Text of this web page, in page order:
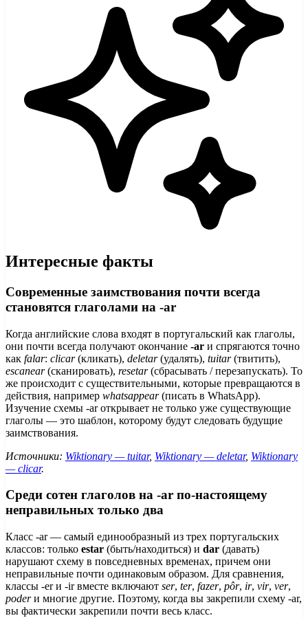
Интересные факты
Современные заимствования почти всегда
становятся глаголами на -ar
Когда английские слова входят в португальский как глаголы,
они почти всегда получают окончание -ar и спрягаются точно
как falar: clicar(кликать), deletar(удалять), tuitar(твитить),
escanear(сканировать), resetar(сбрасывать / перезапускать). То
же происходит с существительными, которые превращаются в
действия, например whatsappear(писать в WhatsApp).
Изучение схемы -ar открывает не только уже существующие
глаголы — это шаблон, которому будут следовать будущие
заимствования.
Источники: Wiktionary — tuitar, Wiktionary — deletar, Wiktionary
— clicar.
Среди сотен глаголов на -ar по-настоящему
неправильных только два
Класс -ar — самый единообразный из трех португальских
классов: только estar (быть/находиться) и dar (давать)
нарушают схему в повседневных временах, причем они
неправильные почти одинаковым образом. Для сравнения,
классы -er и -ir вместе включают ser, ter, fazer, pôr, ir, vir, ver,
poderи многие другие. Поэтому, когда вы закрепили схему -ar,
вы фактически закрепили почти весь класс.